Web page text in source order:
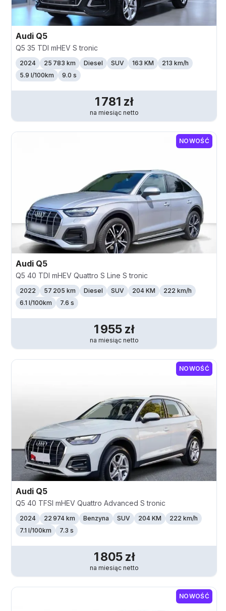
Audi Q5
Q5 35 TDI mHEV S tronic
2024 25 783 km Diesel SUV 163 KM 213 km/h
5.9 l/100km
9.0 s
1 781 zł
na miesiąc netto
NOWOŚĆ
Audi Q5
Q5 40 TDI mHEV Quattro S Line S tronic
2022 57 205 km Diesel SUV 204 KM 222 km/h
6.1 l/100km
7.6 s
1 955 zł
na miesiąc netto
NOWOŚĆ
Audi Q5
Q5 40 TFSI mHEV Quattro Advanced S tronic
2024 22 974 km Benzyna SUV 204 KM 222 km/h
7.1 l/100km
7.3 s
1 805 zł
na miesiąc netto
NOWOŚĆ